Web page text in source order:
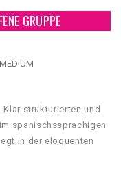
GRUPPE
MEDIUM
strukturierten und
spanischssprachigen
in der eloquenten